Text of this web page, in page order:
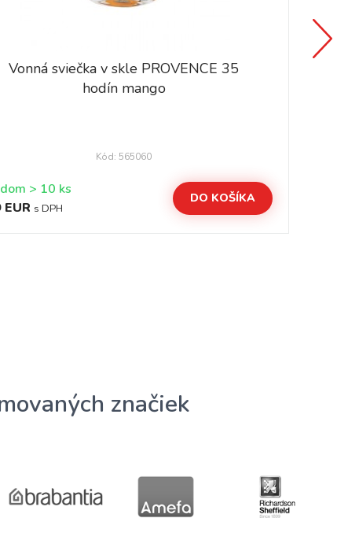
Vonná sviečka v skle PROVENCE 35
hodín mango
Kód: 565060
Skladom > 10 ks
s DPH
DO KOŠÍKA
značiek